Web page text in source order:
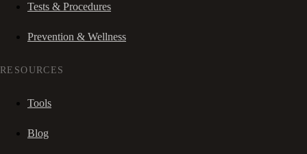
Tests & Procedures
Prevention & Wellness
RESOURCES
Tools
Blog